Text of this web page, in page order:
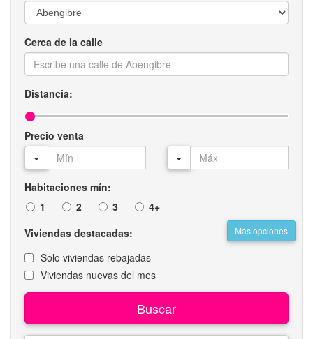
Cerca de la calle
Distancia:
Precio venta
Habitaciones mín:
1
2 3 4+
Más opciones
Viviendas destacadas:
Solo viviendas rebajadas
Viviendas nuevas del mes
Buscar